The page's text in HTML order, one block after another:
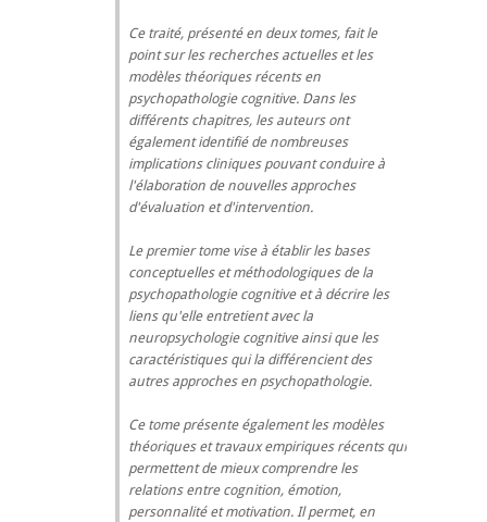
Ce traité, présenté en deux tomes, fait le
point sur les recherches actuelles et les
modèles théoriques récents en
psychopathologie cognitive. Dans les
différents chapitres, les auteurs ont
également identifié de nombreuses
implications cliniques pouvant conduire à
l'élaboration de nouvelles approches
d'évaluation et d'intervention.
Le premier tome vise à établir les bases
conceptuelles et méthodologiques de la
psychopathologie cognitive et à décrire les
liens qu'elle entretient avec la
neuropsychologie cognitive ainsi que les
caractéristiques qui la différencient des
autres approches en psychopathologie.
Ce tome présente également les modèles
théoriques et travaux empiriques récents qui
permettent de mieux comprendre les
relations entre cognition, émotion,
personnalité et motivation. Il permet, en